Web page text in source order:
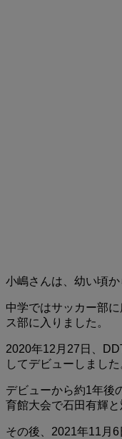
小嶋さんは、幼い頃か
中学ではサッカー部
ス部に入りました。
2020年12月27日、
してデビューしました
デビューから約1年後
育館大会で石田有輝
その後、2021年11月